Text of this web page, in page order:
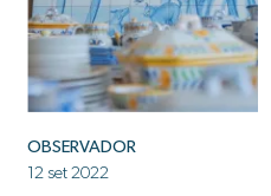
OBSERVADOR
12 set 2022